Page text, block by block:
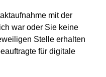
mit der
war oder Sie keine
Stelle erhalten
für digitale